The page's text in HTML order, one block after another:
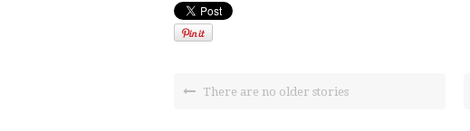
There are no older stories